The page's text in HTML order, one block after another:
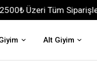
Tüm Siparişlerde
Alt Giyim